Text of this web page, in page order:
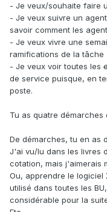
- Je veux/souhaite faire
- Je veux suivre un
savoir comment les
- Je veux vivre une
ramifications de la tâche
- Je veux voir toutes les
de service puisque, en
poste.
Tu as quatre démarches
De démarches, tu en as
J'ai vu/lu dans les livres
cotation, mais j'aimerais
Ou, apprendre le
utilisé dans toutes les
considérable pour la